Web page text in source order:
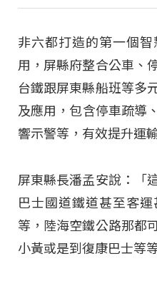
非六都打造的第一個
用，屏縣府整合公車、
台鐵跟屏東縣船班等多
及應用，包含停車疏導
響示警等，有效提升運
屏東縣長潘孟安說：「
巴士國道鐵道甚至客
等，陸海空鐵公路那都
小黃或是到復康巴士等